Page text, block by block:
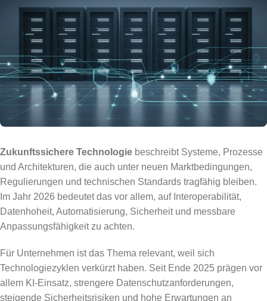
Zukunftssichere Technologie beschreibt Systeme, Prozesse
und Architekturen, die auch unter neuen Marktbedingungen,
Regulierungen und technischen Standards tragfähig bleiben.
Im Jahr 2026 bedeutet das vor allem, auf Interoperabilität,
Datenhoheit, Automatisierung, Sicherheit und messbare
Anpassungsfähigkeit zu achten.
Für Unternehmen ist das Thema relevant, weil sich
Technologiezyklen verkürzt haben. Seit Ende 2025 prägen vor
allem KI-Einsatz, strengere Datenschutzanforderungen,
steigende Sicherheitsrisiken und hohe Erwartungen an